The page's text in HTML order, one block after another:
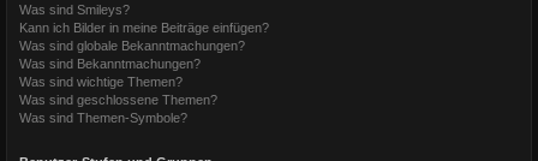
Was sind Smileys?
Kann ich Bilder in meine Beiträge einfügen?
Was sind globale Bekanntmachungen?
Was sind Bekanntmachungen?
Was sind wichtige Themen?
Was sind geschlossene Themen?
Was sind Themen-Symbole?